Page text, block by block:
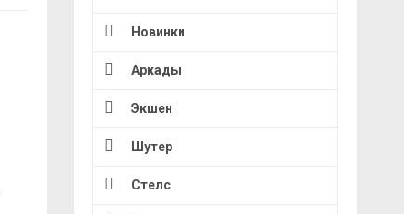
Новинки
Аркады
Экшен
Шутер
Стелс